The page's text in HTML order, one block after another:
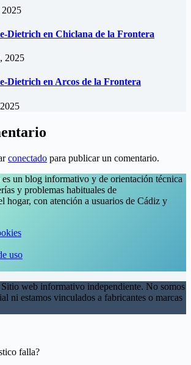
2025
Dietrich en Chiclana de la Frontera
2025
Dietrich en Arcos de la Frontera
conectado para publicar un comentario.
un blog informativo y de orientación técnica
y problemas habituales de
hogar, con atención a usuarios de Cádiz y
uso
web informativo independiente. No somos
ni estamos vinculados a fabricantes o marcas
falla?